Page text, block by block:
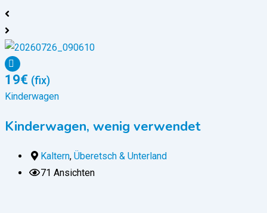
19€ (fix)
Kinderwagen
Kinderwagen, wenig verwendet
Kaltern, Überetsch & Unterland
71 Ansichten